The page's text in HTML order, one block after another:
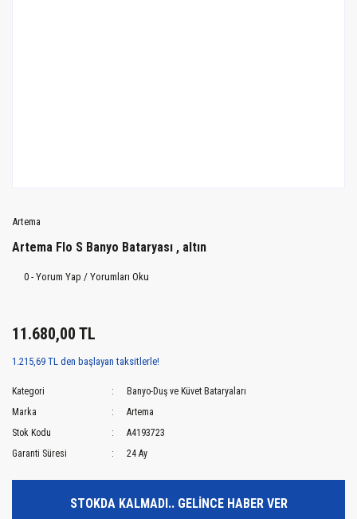
Artema
Artema Flo S Banyo Bataryası , altın
0 - Yorum Yap / Yorumları Oku
11.680,00 TL
1.215,69 TL den başlayan taksitlerle!
Kategori
Banyo-Duş ve Küvet Bataryaları
Marka
Artema
Stok Kodu
A4193723
Garanti Süresi
24 Ay
STOKDA KALMADI.. GELİNCE HABER VER